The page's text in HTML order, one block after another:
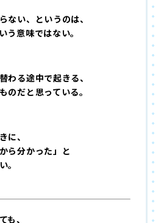
ない、というのは、
う意味ではない。
わる途中で起きる、
のだと思っている。
に、
ら分かった」と
。
も、